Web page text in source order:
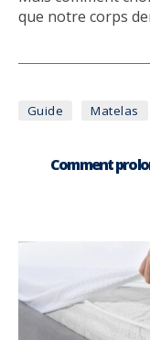
que notre corps
Guide Matelas
Comment